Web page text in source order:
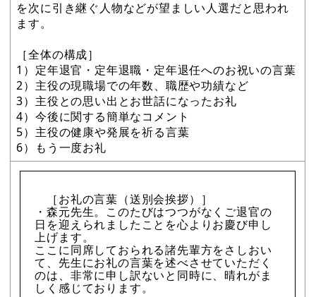
を次に引き継ぐ人物などが望ましい人選だと思われ
ます。
［全体の構成］
1）定年退官・定年退職・定年退任へのお祝いの言葉
2）主役の現職場での年数、職歴や功績など
3）主役との思い出とお世話になったお礼
4）今後に関する簡単なコメント
5）主役の健康や発展を祈る言葉
6）もう一度お礼
［お礼の言葉（送別会挨拶）］
・森元先生。このたびはつつがなくご退官の
日を迎えられましたことを心よりお慶び申し
上げます。
ここに同席しておられる諸先輩方をさしおい
て、先生にお礼の言葉を述べさせていただく
のは、非常に申し訳ないと同時に、晴れがま
しく感じております。